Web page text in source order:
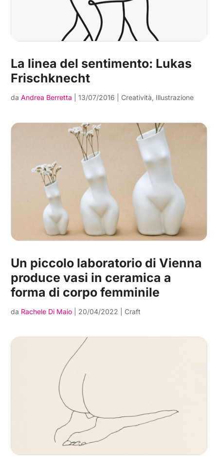
La linea del sentimento: Lukas
Frischknecht
daAndrea Berretta |13/07/2016 Creatività, Illustrazione
Un piccolo laboratorio di Vienna
produce vasi in ceramica a
forma di corpo femminile
da Rachele Di Maio 20/04/2022 Craft